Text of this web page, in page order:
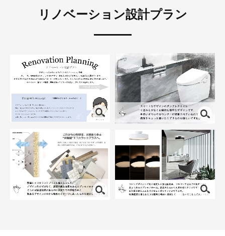
リノベーション設計プラン